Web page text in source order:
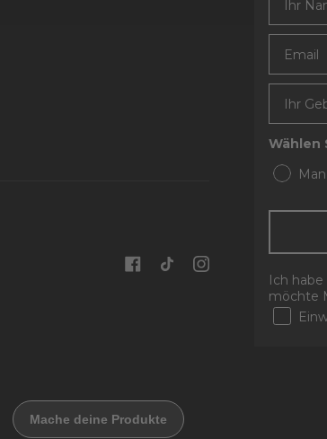
Wählen
Ich habe
möchte